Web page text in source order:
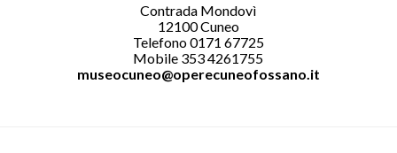
Contrada Mondovì
12100 Cuneo
Telefono 0171 67725
Mobile 353 4261755
museocuneo@operecuneofossano.it